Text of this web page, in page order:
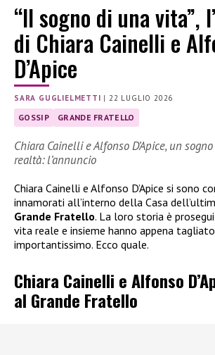
“Il sogno di una vita”,
di Chiara Cainelli e
D’Apice
SARA GUGLIELMETTI |22 LUGLIO 2026
GOSSIP GRANDE FRATELLO
Chiara Cainelli e Alfonso D’Apice, un
realtà: l’annuncio
Chiara Cainelli e Alfonso D’Apice si sono
innamorati all’interno della Casa
Grande Fratello. La loro storia è
vita reale e insieme hanno appena
importantissimo. Ecco quale.
Chiara Cainelli e Alfonso
al Grande Fratello